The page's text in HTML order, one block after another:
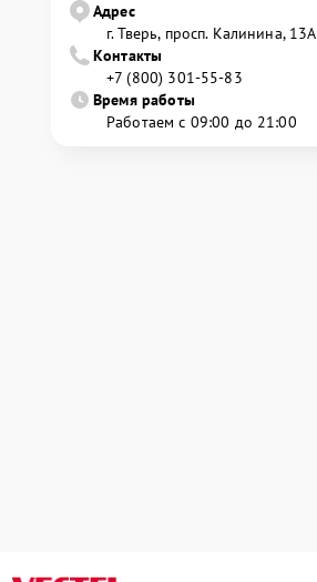
Адрес
г. Тверь, просп. Калинина, 13А
Контакты
+7 (800) 301-55-83
Время работы
Работаем с 09:00 до 21:00